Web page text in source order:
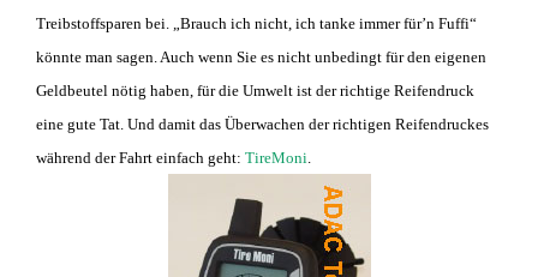
Treibstoffsparen bei. „Brauch ich nicht, ich tanke immer für’n Fuffi“
könnte man sagen. Auch wenn Sie es nicht unbedingt für den eigenen
Geldbeutel nötig haben, für die Umwelt ist der richtige Reifendruck
eine gute Tat. Und damit das Überwachen der richtigen Reifendruckes
während der Fahrt einfach geht: TireMoni